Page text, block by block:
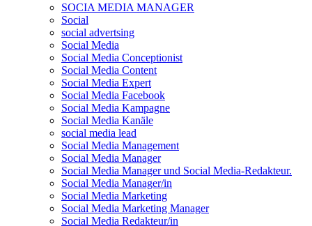
SOCIA MEDIA MANAGER
Social
social advertsing
Social Media
Social Media Conceptionist
Social Media Content
Social Media Expert
Social Media Facebook
Social Media Kampagne
Social Media Kanäle
social media lead
Social Media Management
Social Media Manager
Social Media Manager und Social Media-Redakteur.
Social Media Manager/in
Social Media Marketing
Social Media Marketing Manager
Social Media Redakteur/in